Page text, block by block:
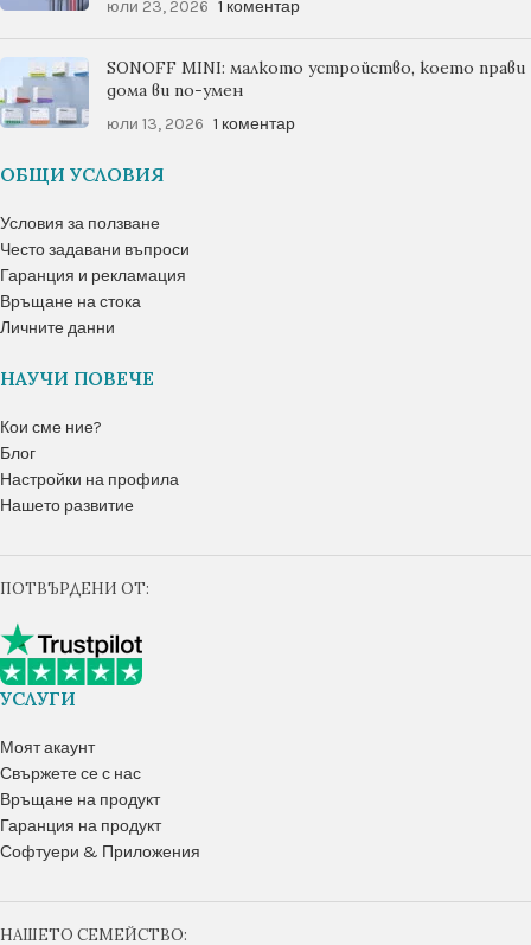
юли 23, 2026 1 коментар
SONOFF MINI: малкото устройство, което прави
дома ви по-умен
юли 13, 2026 1 коментар
ОБЩИ УСЛОВИЯ
Условия за ползване
Често задавани въпроси
Гаранция и рекламация
Връщане на стока
Личните данни
НАУЧИ ПОВЕЧЕ
Кои сме ние?
Блог
Настройки на профила
Нашето развитие
ПОТВЪРДЕНИ ОТ:
УСЛУГИ
Моят акаунт
Свържете се с нас
Връщане на продукт
Гаранция на продукт
Софтуери & Приложения
НАШЕТО СЕМЕЙСТВО: